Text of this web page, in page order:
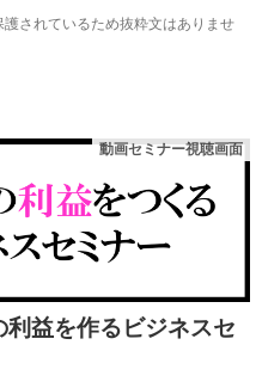
護されているため抜粋文はありませ
動画セミナー視聴画面
益を作るビジネスセ